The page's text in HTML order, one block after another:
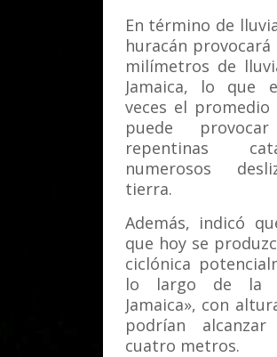
En término de
huracán
milímetros de
Jamaica, lo que
veces el promedio
puede provocar
repentinas
numerosos
tierra.
Además, indicó
que hoy se
ciclónica
lo largo de la
Jamaica», con
podrían
cuatro metros.